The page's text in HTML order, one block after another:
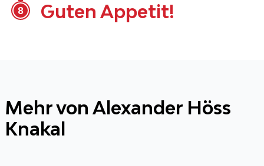
8 Guten Appetit!
Mehr von Alexander Höss
Knakal